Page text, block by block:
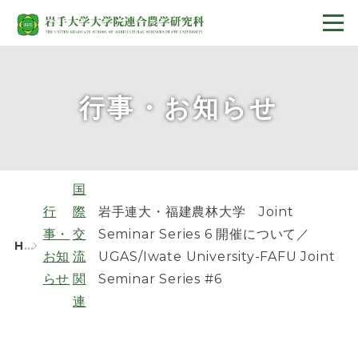
行事・お知らせ
HOME
行
事・
お知
らせ
国
際
交
流
関
連
岩手連大・福建農林大学 Joint
Seminar Series 6 開催について／
UGAS/Iwate University-FAFU Joint
Seminar Series #6